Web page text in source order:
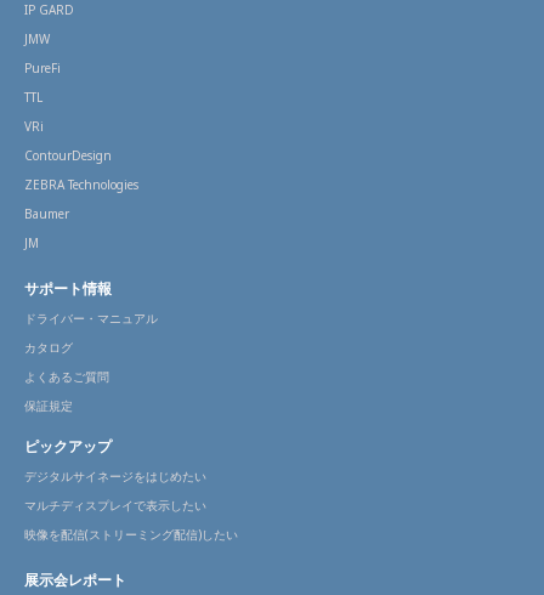
IP GARD
JMW
PureFi
TTL
VRi
ContourDesign
ZEBRA Technologies
Baumer
JM
サポート情報
ドライバー・マニュアル
カタログ
よくあるご質問
保証規定
ピックアップ
デジタルサイネージをはじめたい
マルチディスプレイで表示したい
映像を配信(ストリーミング配信)したい
展示会レポート